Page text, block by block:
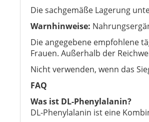
Die sachgemäße Lagerung
Warnhinweise:
Die angegebene empfohlene
Frauen. Außerhalb der
Nicht verwenden, wenn das
FAQ
Was ist DL-Phenylalanin?
DL-Phenylalanin ist eine